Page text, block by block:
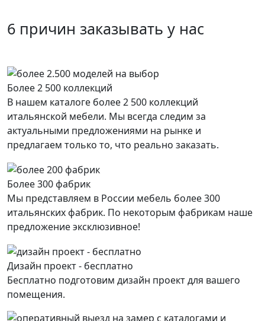
6 причин заказывать у нас
Более 2 500 коллекций
В нашем каталоге более 2 500 коллекций
итальянской мебели. Мы всегда следим за
актуальными предложениями на рынке и
предлагаем только то, что реально заказать.
Более 300 фабрик
Мы представляем в России мебель более 300
итальянских фабрик. По некоторым фабрикам наше
предложение эксклюзивное!
Дизайн проект - бесплатно
Бесплатно подготовим дизайн проект для вашего
помещения.